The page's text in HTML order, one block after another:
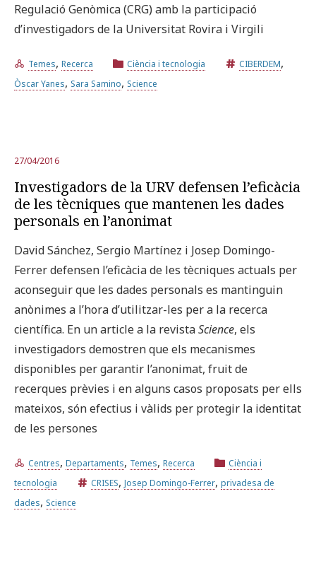
Regulació Genòmica (CRG) amb la participació
d’investigadors de la Universitat Rovira i Virgili
Temes, Recerca Ciència i tecnologia CIBERDEM,
Òscar Yanes, Sara Samino, Science
27/04/2016
Investigadors de la URV defensen l’eficàcia
de les tècniques que mantenen les dades
personals en l’anonimat
David Sánchez, Sergio Martínez i Josep Domingo-
Ferrer defensen l’eficàcia de les tècniques actuals per
aconseguir que les dades personals es mantinguin
anònimes a l’hora d’utilitzar-les per a la recerca
científica. En un article a la revistaScience, els
investigadors demostren que els mecanismes
disponibles per garantir l’anonimat, fruit de
recerques prèvies i en alguns casos proposats per ells
mateixos, són efectius i vàlids per protegir la identitat
de les persones
Centres, Departaments, Temes, Recerca
Ciència i
tecnologia
CRISES, Josep Domingo-Ferrer, privadesa de
dades, Science